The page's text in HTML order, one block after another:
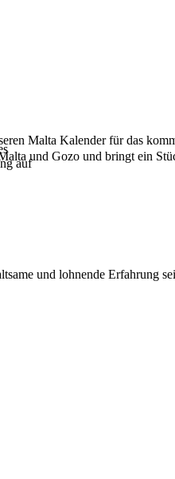
auf
Malta Kalender für das
und Gozo und bringt ein
und lohnende Erfahrung